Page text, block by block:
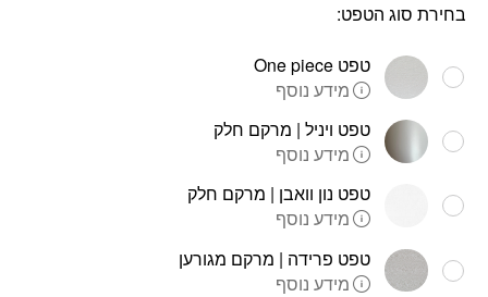
בחירת סוג הטפט:
טפט One piece
מידע נוסף
טפט ויניל | מרקם חלק
מידע נוסף
טפט נון וואבן | מרקם חלק
מידע נוסף
טפט פרידה | מרקם מגורען
מידע נוסף